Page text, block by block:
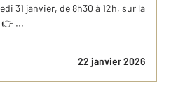
31 janvier, de 8h30 à 12h, sur la
👉 ...
22 janvier 2026